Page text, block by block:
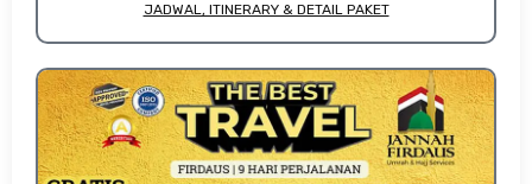
JADWAL, ITINERARY & DETAIL PAKET